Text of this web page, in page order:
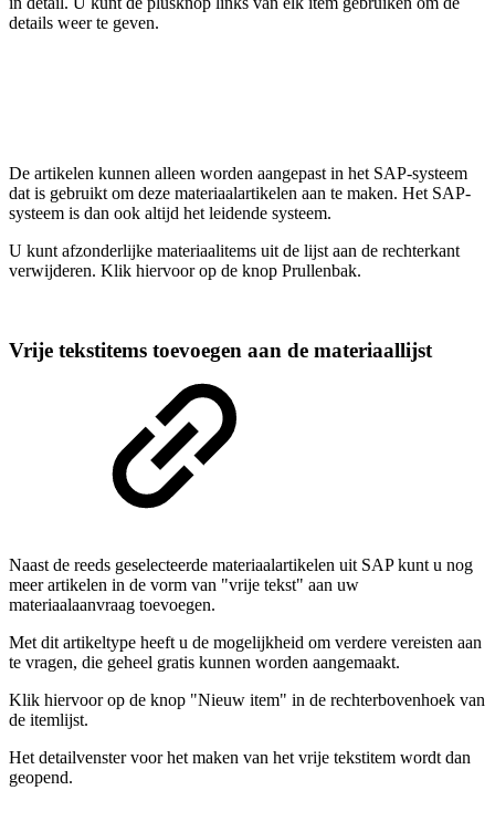
details weer te geven.
De artikelen kunnen alleen worden aangepast in het SAP-systeem
dat is gebruikt om deze materiaalartikelen aan te maken. Het SAP-
systeem is dan ook altijd het leidende systeem.
U kunt afzonderlijke materiaalitems uit de lijst aan de rechterkant
verwijderen. Klik hiervoor op de knop Prullenbak.
Vrije tekstitems toevoegen aan de materiaallijst
Naast de reeds geselecteerde materiaalartikelen uit SAP kunt u nog
meer artikelen in de vorm van "vrije tekst" aan uw
materiaalaanvraag toevoegen.
Met dit artikeltype heeft u de mogelijkheid om verdere vereisten aan
te vragen, die geheel gratis kunnen worden aangemaakt.
Klik hiervoor op de knop "Nieuw item" in de rechterbovenhoek van
de itemlijst.
Het detailvenster voor het maken van het vrije tekstitem wordt dan
geopend.